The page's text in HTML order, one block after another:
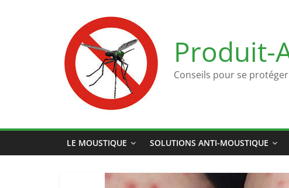
Produit-
Conseils pour se
LE MOUSTIQUE SOLUTIONS ANTI-MOUSTIQUE